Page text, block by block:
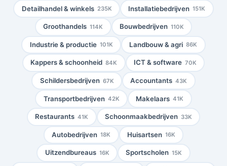
Detailhandel & winkels 235K Installatiebedrijven 151K
Groothandels 114K Bouwbedrijven 110K
Industrie & productie 101K Landbouw & agri 86K
Kappers & schoonheid 84K ICT & software 70K
Schildersbedrijven 67K Accountants 43K
Transportbedrijven 42K Makelaars 41K
Restaurants 41K Schoonmaakbedrijven 33K
Autobedrijven 18K Huisartsen 16K
Uitzendbureaus 16K Sportscholen 15K